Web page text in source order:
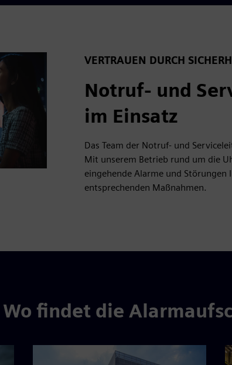
VERTRAUEN DURCH
Notruf- und
im Einsatz
Das Team der Notruf- und
Mit unserem Betrieb rund um die
eingehende Alarme und
entsprechenden Maßnahmen.
Wo findet die